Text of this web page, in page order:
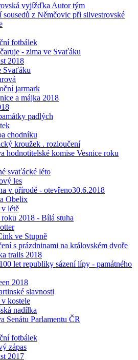
vyjížďka Autor tým
sousedů z Němčovic při silvestrovské
fotbálek
- zima ve Svaťáku
2018
Svaťáku
jarmark
a májka 2018
padlých
chodníku
kroužek . rozloučení
hodnotitelské komise Vesnice roku
svaťácké léto
les
v přírodě - otevřeno30.6.2018
Obelix
létě
roku 2018 - Bílá stuha
ve Stupně
s prázdninami na královském dvoře
trails 2018
let republiky sázení lípy - památného
2018
slavnosti
kostele
nadílka
Senátu Parlamentu ČR
fotbálek
zápas
2017